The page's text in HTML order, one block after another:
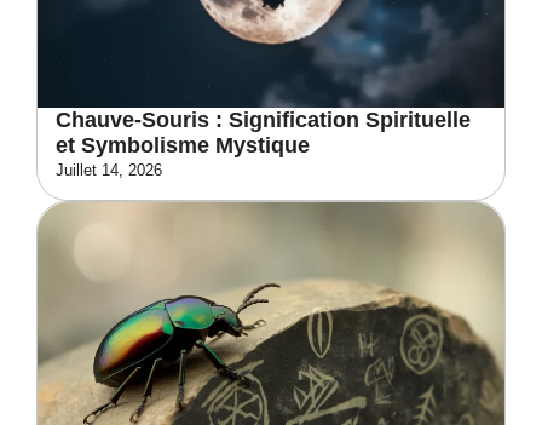
Chauve-Souris : Signification Spirituelle
et Symbolisme Mystique
Juillet 14, 2026